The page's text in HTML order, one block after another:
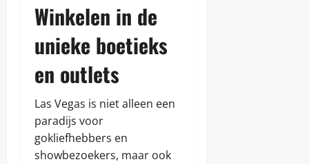
Winkelen in de
unieke boetieks
en outlets
Las Vegas is niet alleen een
paradijs voor
gokliefhebbers en
showbezoekers, maar ook